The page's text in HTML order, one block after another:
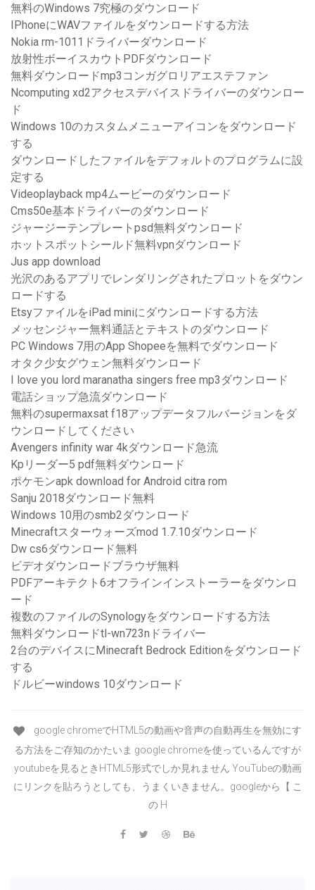
無料のWindows 7究極のダウンロード
IPhoneにWAVファイルをダウンロードする方法
Nokia rm-1011ドライバーダウンロード
放射性ボーイスカウトPDFダウンロード
無料ダウンロードmp3コンガグロリアエステファン
Ncomputing xd2アクセスデバイスドライバーのダウンロー
ド
Windows 10のカスタムメニューアイコンをダウンロード
する
ダウンロードしたファイルをデフォルトのプログラムに設
定する
Videoplayback mp4ムービーのダウンロード
Cms50e基本ドライバーのダウンロード
ジャージーテンプレートpsd無料ダウンロード
ホットスポットシールド無料vpnダウンロード
Jus app download
光沢のあるアプリでレンダリングされたプロットをダウン
ロードする
EtsyファイルをiPad miniにダウンロードする方法
メッセンジャー無料通話とテキストのダウンロード
PC Windows 7用のApp Shopeeを無料でダウンロード
オタク少女グウェン無料ダウンロード
I love you lord maranatha singers free mp3ダウンロード
電話ショップ急流ダウンロード
無料のsupermaxsat f18アップデータフルバージョンをダ
ウンロードしてください
Avengers infinity war 4kダウンロード急流
Kpリーダー5 pdf無料ダウンロード
ポケモンapk download for Android citra rom
Sanju 2018ダウンロード無料
Windows 10用のsmb2ダウンロード
Minecraftスターウォーズmod 1.7.10ダウンロード
Dw cs6ダウンロード無料
ビデオダウンロードブラウザ無料
PDFアーキテクト6オフラインインストーラーをダウンロ
ード
複数のファイルのSynologyをダウンロードする方法
無料ダウンロードtl-wn723nドライバー
2台のデバイスにMinecraft Bedrock Editionをダウンロード
する
ドルビーwindows 10ダウンロード
google chromeでHTML5の動画や音声の自動再生を無効にす
る方法をご存知のかたいま google chromeを使っているんですが
youtubeを見るときHTML5形式でしか見れません YouTubeの動画
にリンクを貼ろうとしても、うまくいきません。googleから【 こ
の H